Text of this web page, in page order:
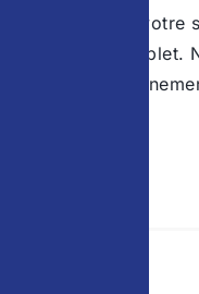
Assurez
complet.